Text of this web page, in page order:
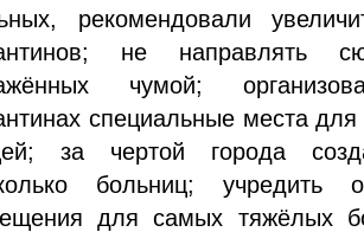
рекомендовали
не направлять
чумой;
специальные места для
за чертой города
больниц; учредить
для самых тяжёлых